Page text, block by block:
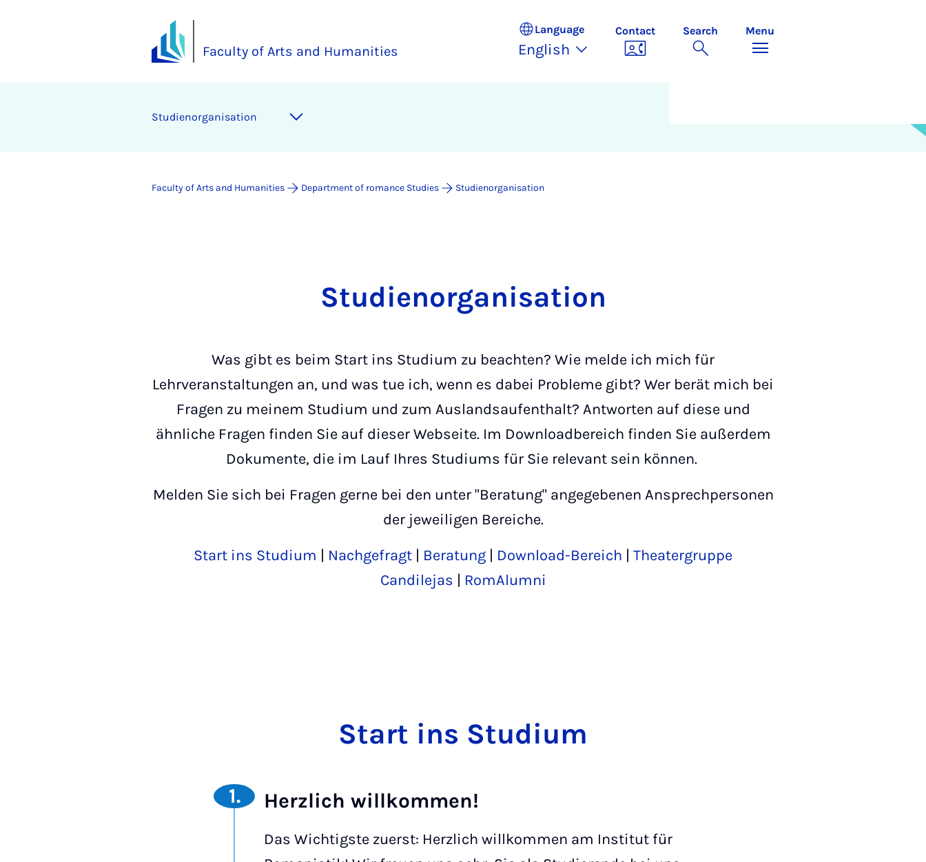
Faculty of Arts and Humanities
Language
English
Contact Search Menu
Studienorganisation
Faculty of Arts and Humanities Department of romance Studies Studienorganisation
Studienorganisation
Was gibt es beim Start ins Studium zu beachten? Wie melde ich mich für
Lehrveranstaltungen an, und was tue ich, wenn es dabei Probleme gibt? Wer berät mich bei
Fragen zu meinem Studium und zum Auslandsaufenthalt? Antworten auf diese und
ähnliche Fragen finden Sie auf dieser Webseite. Im Downloadbereich finden Sie außerdem
Dokumente, die im Lauf Ihres Studiums für Sie relevant sein können.
Melden Sie sich bei Fragen gerne bei den unter "Beratung" angegebenen Ansprechpersonen
der jeweiligen Bereiche.
Start ins Studium | Nachgefragt | Beratung | Download-Bereich | Theatergruppe
Candilejas | RomAlumni
Start ins Stu­di­um
1. Herzlich willkommen!
Das Wichtigste zuerst: Herzlich willkommen am Institut für